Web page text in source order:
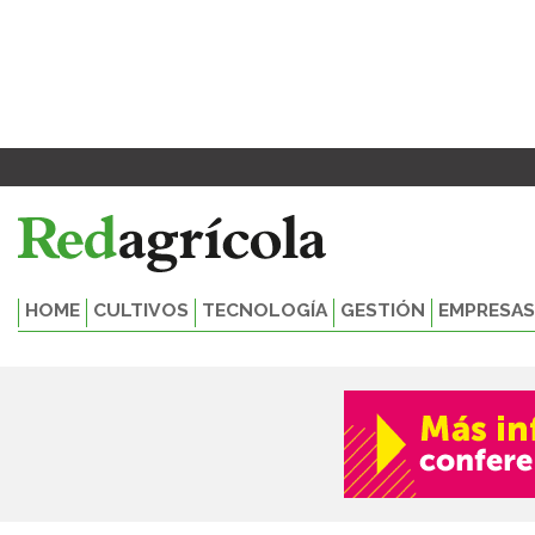
HOME CULTIVOS TECNOLOGÍA GESTIÓN EMPRESAS